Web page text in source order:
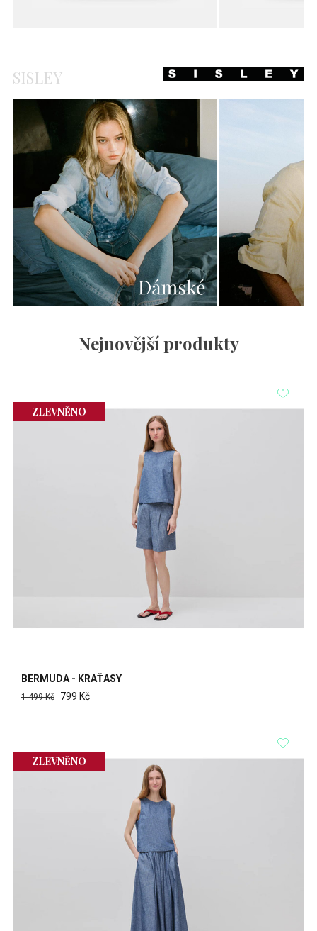
SISLEY
Nejnovější produkty
ZLEVNĚNO
BERMUDA - KRAŤASY
1 499 Kč 799 Kč
ZLEVNĚNO